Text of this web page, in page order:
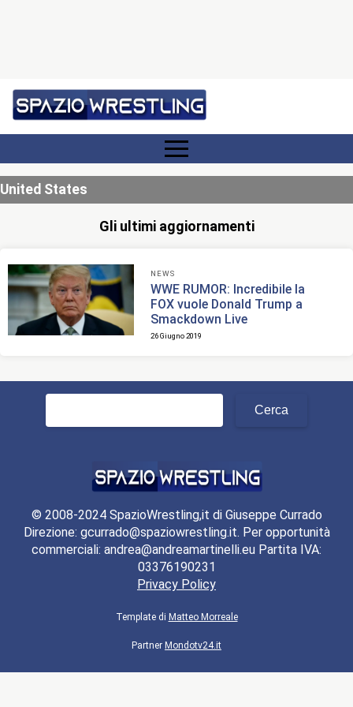
United States
Gli ultimi aggiornamenti
NEWS
WWE RUMOR: Incredibile la
FOX vuole Donald Trump a
Smackdown Live
26 Giugno 2019
Ricerca
© 2008-2024 SpazioWrestling,it di Giuseppe Currado
Direzione: gcurrado@spaziowrestling.it. Per opportunità
commerciali: andrea@andreamartinelli.eu Partita IVA:
03376190231
Privacy Policy
Template di Matteo Morreale
Partner Mondotv24.it